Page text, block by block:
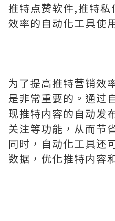
推特点赞软件,推特
效率的自动化工具使
为了提高推特营销效
是非常重要的。通过
现推特内容的自动发
关注等功能，从而节
同时，自动化工具还
数据，优化推特内容